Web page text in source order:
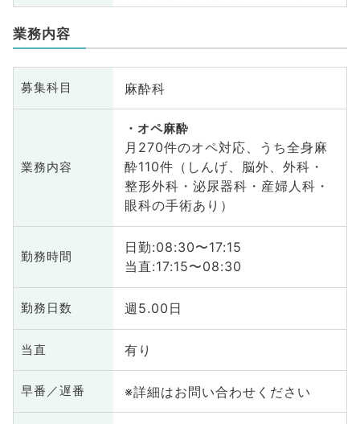
業務内容
募集科目 麻酔科
業務内容
オペ麻酔
月270件のオペ対応、うち全身麻
酔110件（しんげ、脳外、外科・
整形外科・泌尿器科・産婦人科・
眼科の手術あり）
勤務時間
日勤:08:30〜17:15
当直:17:15〜08:30
勤務日数 週5.00日
当直 有り
早番／遅番 ※詳細はお問い合わせください